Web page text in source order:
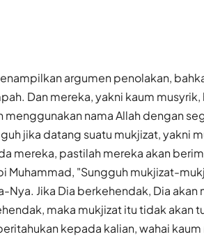
argumen penolakan,
Dan mereka, yakni kaum
nama Allah dengan
jika datang suatu mukjizat, yakni
mereka, pastilah mereka akan
Muhammad, "Sungguh mukjizat-
Nya. Jika Dia berkehendak, Dia akan
maka mukjizat itu tidak akan
kepada kalian, wahai